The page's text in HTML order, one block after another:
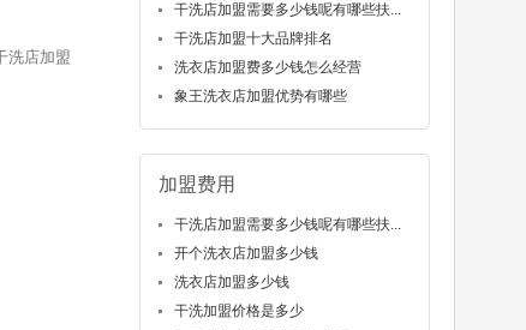
洗店加盟
干洗店加盟需要多少钱呢有哪些扶...
干洗店加盟十大品牌排名
洗衣店加盟费多少钱怎么经营
象王洗衣店加盟优势有哪些
加盟费用
干洗店加盟需要多少钱呢有哪些扶...
开个洗衣店加盟多少钱
洗衣店加盟多少钱
干洗加盟价格是多少